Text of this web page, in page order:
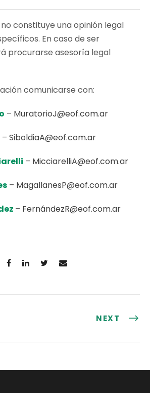
constituye una opinión legal
En caso de ser
procurarse asesoría legal
comunicarse con:
– MuratorioJ@eof.com.ar
– SiboldiaA@eof.com.ar
– MicciarelliA@eof.com.ar
– MagallanesP@eof.com.ar
– FernándezR@eof.com.ar
NEXT